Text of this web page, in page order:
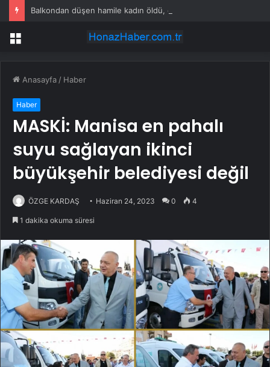
Balkondan düşen hamile kadın öldü, eşi gözaltında
Menü
Anasayfa / Haber
Haber
MASKİ: Manisa en pahalı
suyu sağlayan ikinci
büyükşehir belediyesi değil
ÖZGE KARDAŞ Haziran 24, 2023 0 4
1 dakika okuma süresi